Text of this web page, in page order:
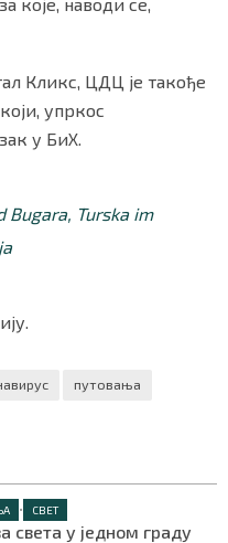
Кликс, ЦДЦ је такође
упркос
у БиХ.
Bugara, Turska im
путовања
• СВЕТ
света у једном граду
ПРАТИТЕ НАС